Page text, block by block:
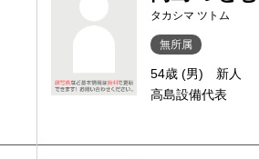
タカシマ ツトム
無所属
54歳 (男)
新人
高島設備代表